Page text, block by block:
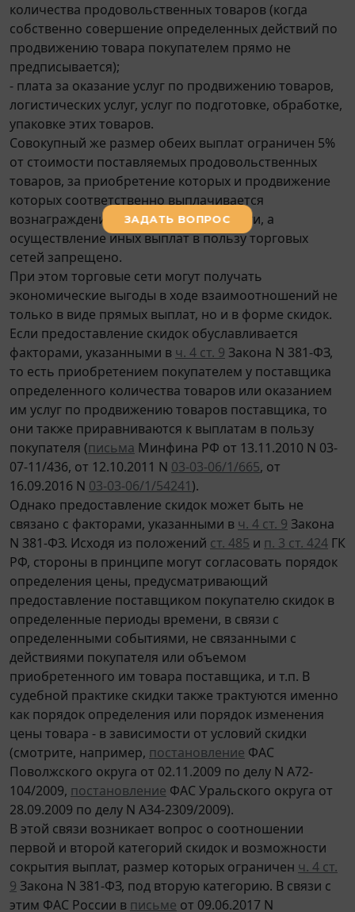
количества продовольственных товаров (когда
собственно совершение определенных действий по
продвижению товара покупателем прямо не
предписывается);
- плата за оказание услуг по продвижению товаров,
логистических услуг, услуг по подготовке, обработке,
упаковке этих товаров.
Совокупный же размер обеих выплат ограничен 5%
от стоимости поставляемых продовольственных
товаров, за приобретение которых и продвижение
которых соответственно выплачивается
вознаграждение и оплачиваются услуги, а
осуществление иных выплат в пользу торговых
сетей запрещено.
При этом торговые сети могут получать
экономические выгоды в ходе взаимоотношений не
только в виде прямых выплат, но и в форме скидок.
Если предоставление скидок обуславливается
факторами, указанными в ч. 4 ст. 9 Закона N 381-ФЗ,
то есть приобретением покупателем у поставщика
определенного количества товаров или оказанием
им услуг по продвижению товаров поставщика, то
они также приравниваются к выплатам в пользу
покупателя (письма Минфина РФ от 13.11.2010 N 03-
07-11/436, от 12.10.2011 N 03-03-06/1/665, от
16.09.2016 N 03-03-06/1/54241).
Однако предоставление скидок может быть не
связано с факторами, указанными в ч. 4 ст. 9 Закона
N 381-ФЗ. Исходя из положений ст. 485 и п. 3 ст. 424 ГК
РФ, стороны в принципе могут согласовать порядок
определения цены, предусматривающий
предоставление поставщиком покупателю скидок в
определенные периоды времени, в связи с
определенными событиями, не связанными с
действиями покупателя или объемом
приобретенного им товара поставщика, и т.п. В
судебной практике скидки также трактуются именно
как порядок определения или порядок изменения
цены товара - в зависимости от условий скидки
(смотрите, например, постановление ФАС
Поволжского округа от 02.11.2009 по делу N А72-
104/2009, постановление ФАС Уральского округа от
28.09.2009 по делу N А34-2309/2009).
В этой связи возникает вопрос о соотношении
первой и второй категорий скидок и возможности
сокрытия выплат, размер которых ограничен ч. 4 ст.
9 Закона N 381-ФЗ, под вторую категорию. В связи с
этим ФАС России в письме от 09.06.2017 N